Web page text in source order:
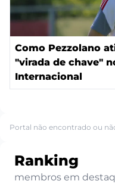
Como Pezzolano
"virada de chave"
Internacional
Portal não encontrado ou
Ranking
membros em